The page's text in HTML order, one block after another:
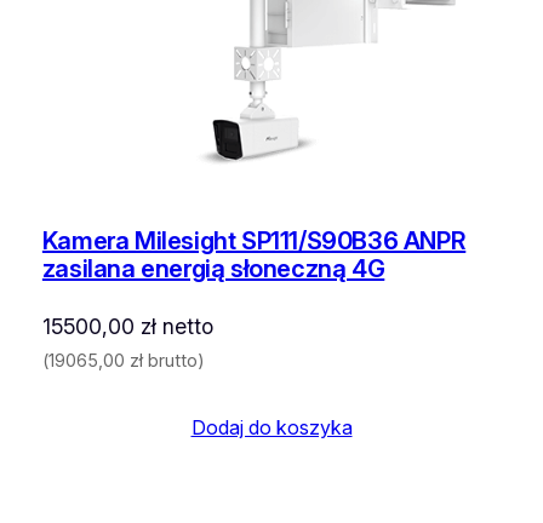
Kamera Milesight SP111/S90B36 ANPR
zasilana energią słoneczną 4G
15500,00 złnetto
(19065,00 złbrutto)
Dodaj do koszyka